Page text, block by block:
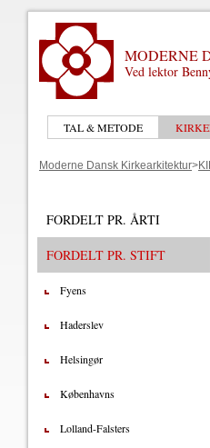
MODERNE
Ved lektor
TAL & METODE
Moderne Dansk Kirkearkitektur>
FORDELT PR. ÅRTI
FORDELT PR. STIFT
Fyens
Haderslev
Helsingør
Københavns
Lolland-Falsters